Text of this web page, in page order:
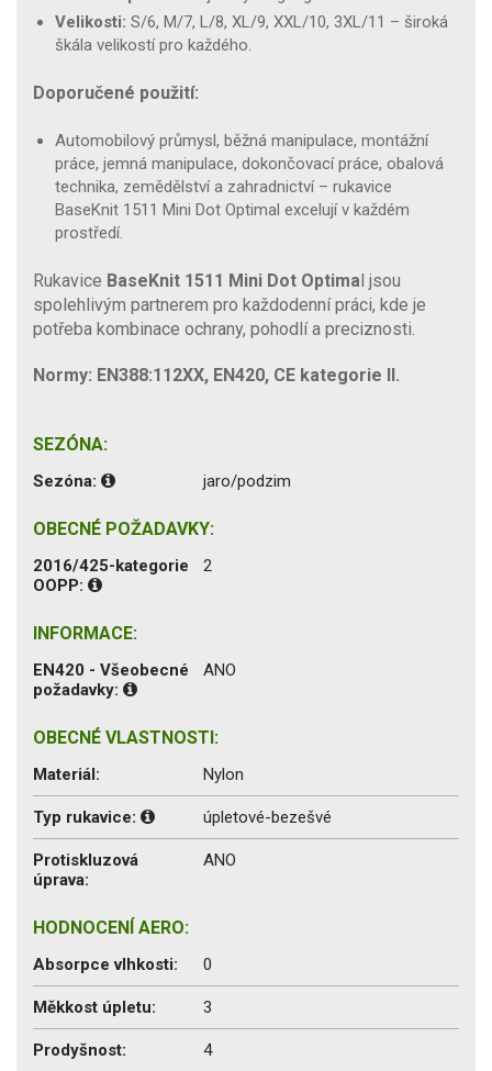
Velikosti: S/6, M/7, L/8, XL/9, XXL/10, 3XL/11 – široká
škála velikostí pro každého.
Doporučené použití:
Automobilový průmysl, běžná manipulace, montážní
práce, jemná manipulace, dokončovací práce, obalová
technika, zemědělství a zahradnictví – rukavice
BaseKnit 1511 Mini Dot Optimal excelují v každém
prostředí.
Rukavice BaseKnit 1511 Mini Dot Optimal jsou
spolehlivým partnerem pro každodenní práci, kde je
potřeba kombinace ochrany, pohodlí a preciznosti.
Normy: EN388:112XX, EN420, CE kategorie II.
SEZÓNA:
Sezóna: jaro/podzim
OBECNÉ POŽADAVKY:
2016/425-kategorie
OOPP:
2
INFORMACE:
EN420 - Všeobecné
požadavky:
ANO
OBECNÉ VLASTNOSTI:
Materiál: Nylon
Typ rukavice: úpletové-bezešvé
Protiskluzová
úprava:
ANO
HODNOCENÍ AERO:
Absorpce vlhkosti: 0
Měkkost úpletu: 3
Prodyšnost: 4